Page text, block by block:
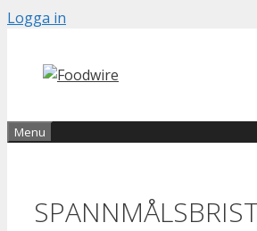
Skip
content
Logga in
Menu